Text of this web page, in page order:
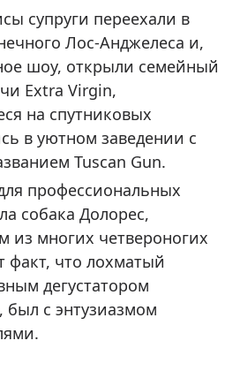
супруги переехали в
Лос-Анджелеса и,
шоу, открыли семейный
Extra Virgin,
на спутниковых
в уютном заведении с
Tuscan Gun.
профессиональных
собака Долорес,
из многих четвероногих
факт, что лохматый
дегустатором
был с энтузиазмом